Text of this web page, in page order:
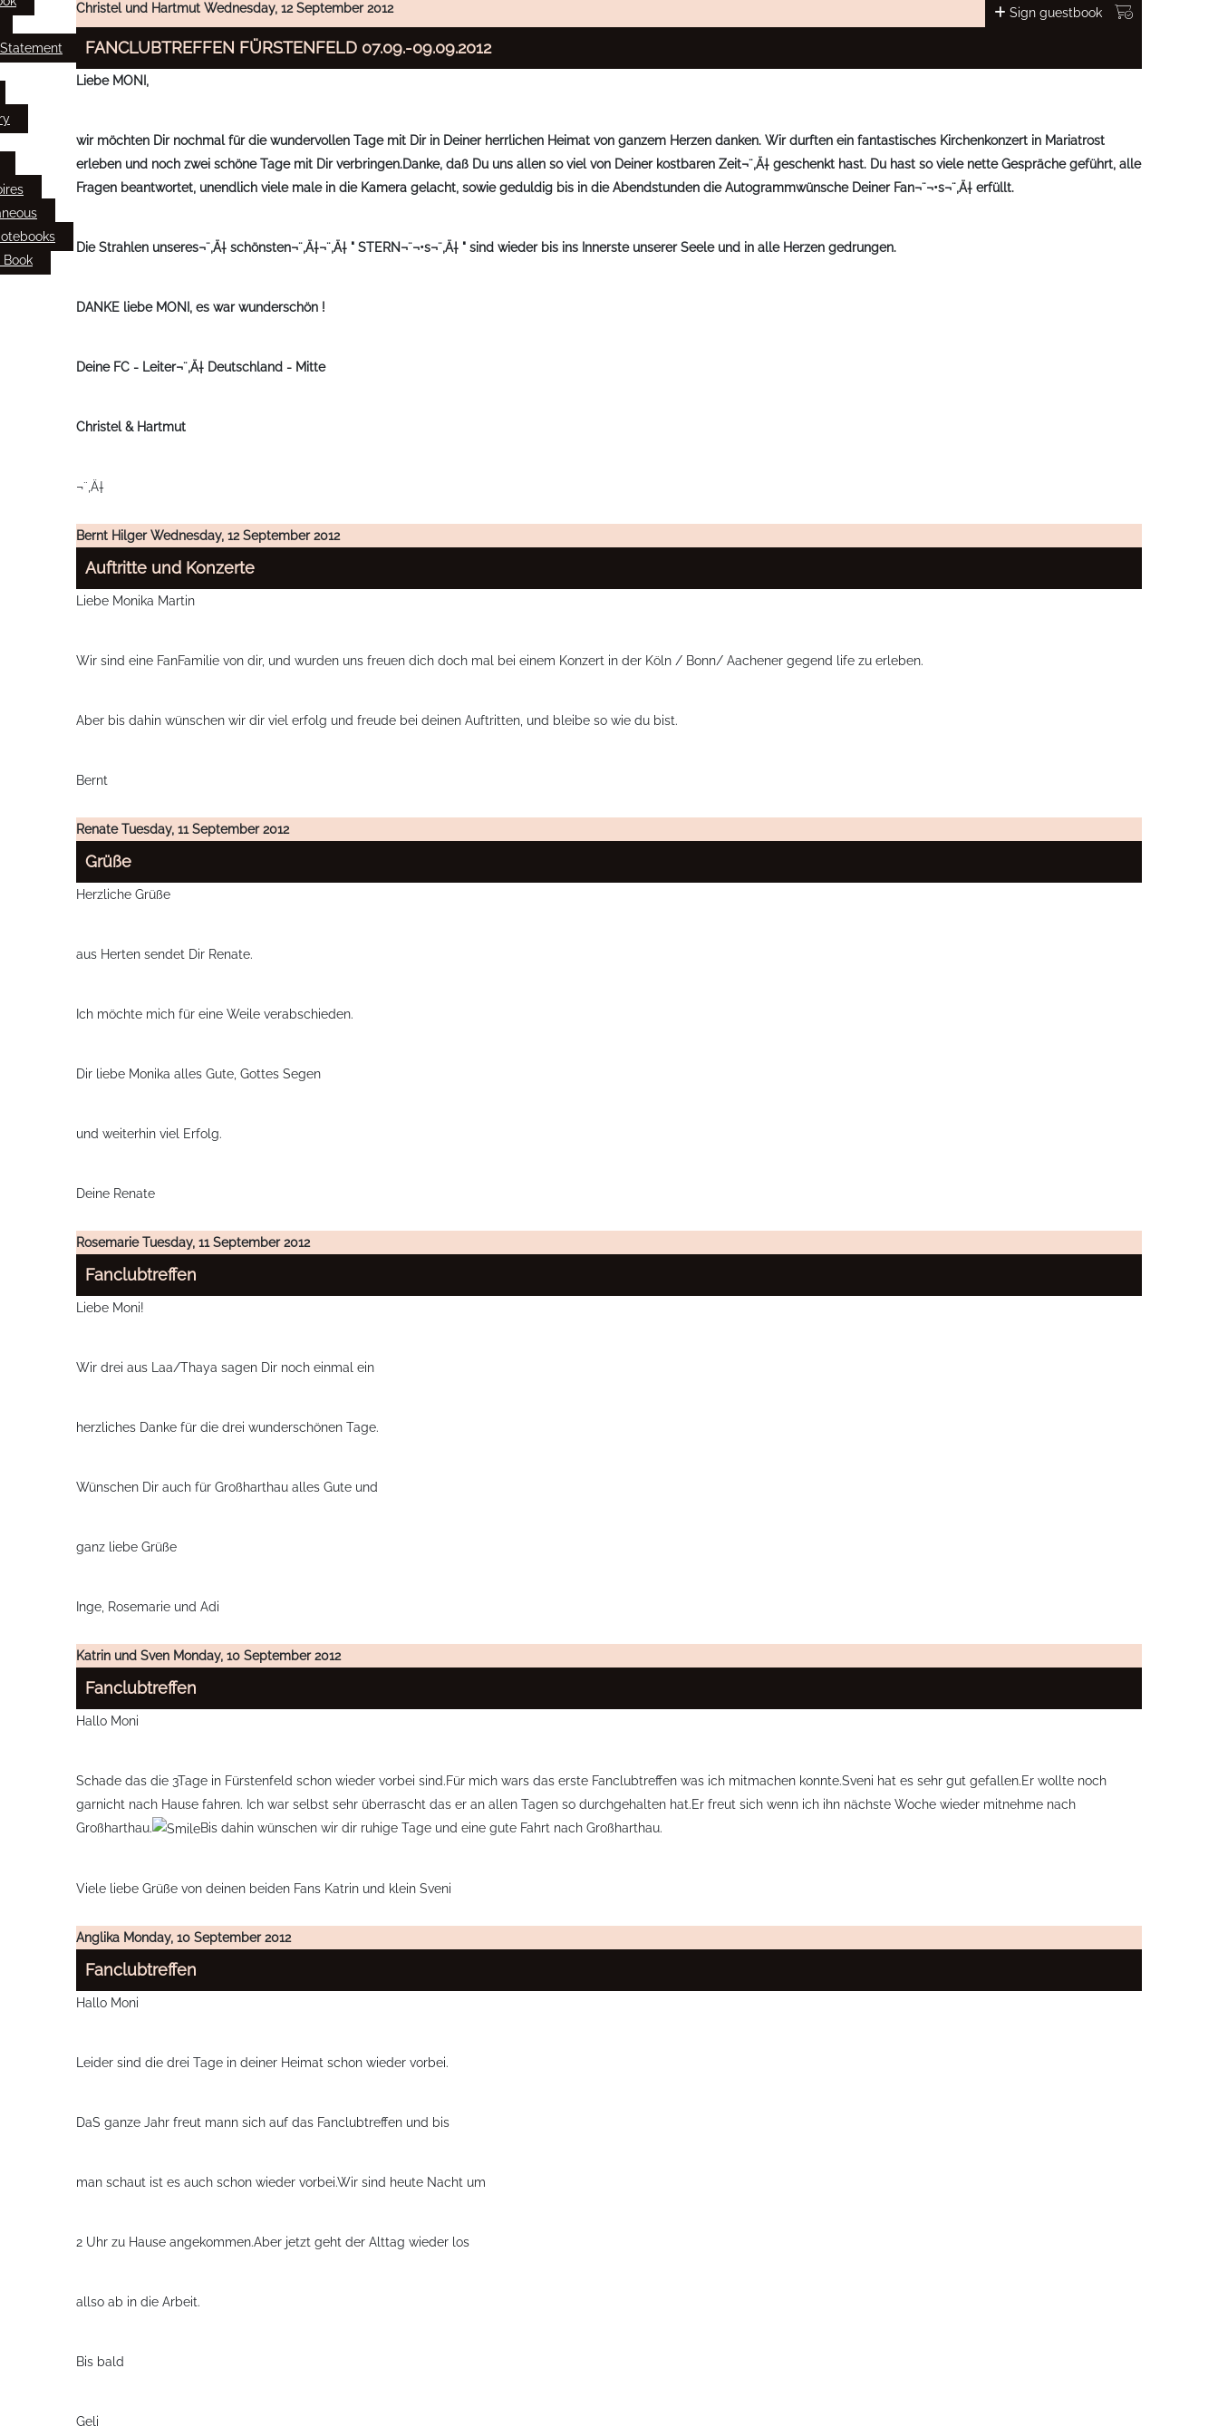
Sign guestbook
Christel und Hartmut Wednesday, 12 September 2012
FANCLUBTREFFEN FÜRSTENFELD 07.09.-09.09.2012
Liebe MONI,
wir möchten Dir nochmal für die wundervollen Tage mit Dir in Deiner herrlichen Heimat von ganzem Herzen danken. Wir durften ein fantastisches Kirchenkonzert in Mariatrost
erleben und noch zwei schöne Tage mit Dir verbringen.Danke, daß Du uns allen so viel von Deiner kostbaren Zeit¬¨‚Ä† geschenkt hast. Du hast so viele nette Gespräche geführt, alle
Fragen beantwortet, unendlich viele male in die Kamera gelacht, sowie geduldig bis in die Abendstunden die Autogrammwünsche Deiner Fan¬¨¬•s¬¨‚Ä† erfüllt.
Die Strahlen unseres¬¨‚Ä† schönsten¬¨‚Ä†¬¨‚Ä† " STERN¬¨¬•s¬¨‚Ä† " sind wieder bis ins Innerste unserer Seele und in alle Herzen gedrungen.
DANKE liebe MONI, es war wunderschön !
Deine FC - Leiter¬¨‚Ä† Deutschland - Mitte
Christel & Hartmut
¬¨‚Ä†
Bernt HilgerWednesday, 12 September 2012
Auftritte und Konzerte
Liebe Monika Martin
Wir sind eine FanFamilie von dir, und wurden uns freuen dich doch mal bei einem Konzert in der Köln / Bonn/ Aachener gegend life zu erleben.
Aber bis dahin wünschen wir dir viel erfolg und freude bei deinen Auftritten, und bleibe so wie du bist.
Bernt
RenateTuesday, 11 September 2012
Grüße
Herzliche Grüße
aus Herten sendet Dir Renate.
Ich möchte mich für eine Weile verabschieden.
Dir liebe Monika alles Gute, Gottes Segen
und weiterhin viel Erfolg.
Deine Renate
RosemarieTuesday, 11 September 2012
Fanclubtreffen
Liebe Moni!
Wir drei aus Laa/Thaya sagen Dir noch einmal ein
herzliches Danke für die drei wunderschönen Tage.
Wünschen Dir auch für Großharthau alles Gute und
ganz liebe Grüße
Inge, Rosemarie und Adi
Katrin und Sven Monday, 10 September 2012
Fanclubtreffen
Hallo Moni
Schade das die 3Tage in Fürstenfeld schon wieder vorbei sind.Für mich wars das erste Fanclubtreffen was ich mitmachen konnte.Sveni hat es sehr gut gefallen.Er wollte noch
garnicht nach Hause fahren. Ich war selbst sehr überrascht das er an allen Tagen so durchgehalten hat.Er freut sich wenn ich ihn nächste Woche wieder mitnehme nach
Großharthau.
Bis dahin wünschen wir dir ruhige Tage und eine gute Fahrt nach Großharthau.
Viele liebe Grüße von deinen beiden Fans Katrin und klein Sveni
Anglika Monday, 10 September 2012
Fanclubtreffen
Hallo Moni
Leider sind die drei Tage in deiner Heimat schon wieder vorbei.
DaS ganze Jahr freut mann sich auf das Fanclubtreffen und bis
man schaut ist es auch schon wieder vorbei.Wir sind heute Nacht um
2 Uhr zu Hause angekommen.Aber jetzt geht der Alttag wieder los
allso ab in die Arbeit.
Bis bald
Geli